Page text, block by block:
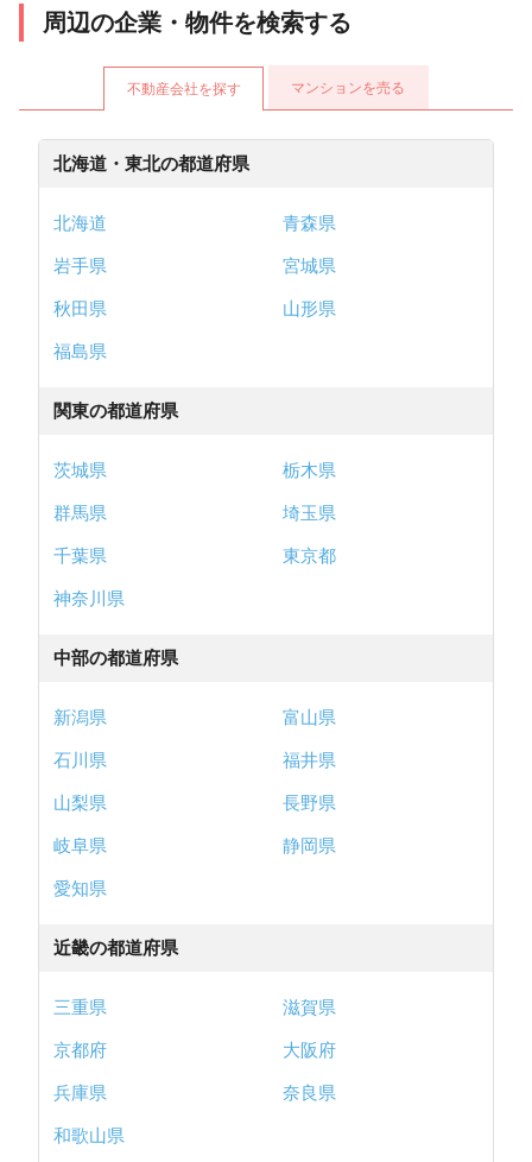
周辺の企業・物件を検索する
不動産会社を探す マンションを売る
北海道・東北の都道府県
北海道
青森県
岩手県
宮城県
秋田県
山形県
福島県
関東の都道府県
茨城県
栃木県
群馬県
埼玉県
千葉県
東京都
神奈川県
中部の都道府県
新潟県
富山県
石川県
福井県
山梨県
長野県
岐阜県
静岡県
愛知県
近畿の都道府県
三重県
滋賀県
京都府
大阪府
兵庫県
奈良県
和歌山県